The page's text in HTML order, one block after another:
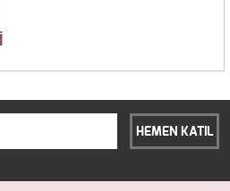
HEMEN KATIL